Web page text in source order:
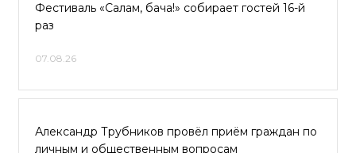
Фестиваль «Салам, бача!» собирает гостей 16-й
раз
07.08.26
Александр Трубников провёл приём граждан по
личным и общественным вопросам